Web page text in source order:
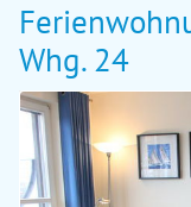
Whg. 24